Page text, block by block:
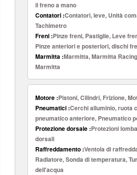
il freno a mano
Contatori :Contatori, leve, Unità
Tachimetro
Freni :Pinze freni, Pastiglie, Leve
Pinze anteriori e posteriori, dischi
Marmitta :Marmitta, Marmitta
Marmitta
Motore :Pistoni, Cilindri, Frizione,
Pneumatici :Cerchi alluminio, ruota
pneumatico anteriore, Pneumatico
Protezione dorsale :Protezioni
dorsali
Raffreddamento :Ventola di
Radiatore, Sonda di temperatura,
dell'acqua